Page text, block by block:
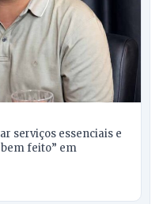
serviços essenciais e
feito” em